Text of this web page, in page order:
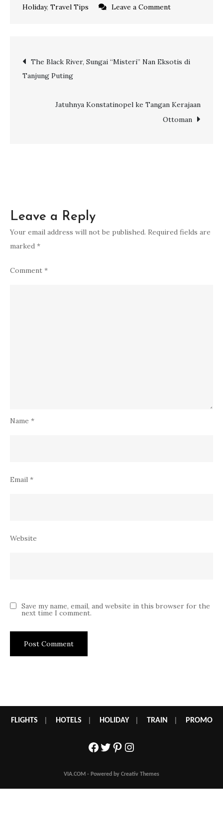
Holiday, Travel Tips Leave a Commenton
yang
di
Tanjung
Post
navigation
The Black River, Sungai “Misteri” Nan Eksotis di
Tanjung Puting
Jatuhnya Konstatinopel ke Tangan Kerajaan
Ottoman
Leave a Reply
Your email address will not be published. Required fields are
marked *
Comment *
Name *
Email *
Website
Save my name, email, and website in this browser for the
next time I comment.
FLIGHTS HOTELS HOLIDAY| TRAIN PROMO
Facebook
Twitter
Pinterest
Instagram
VIA.COM - Powered by Creativ Themes